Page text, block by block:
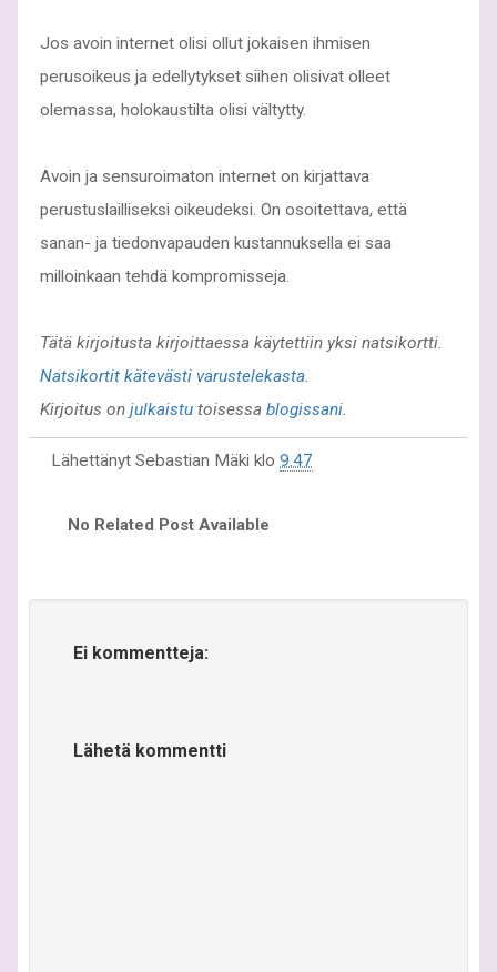
Jos avoin internet olisi ollut jokaisen ihmisen
perusoikeus ja edellytykset siihen olisivat olleet
olemassa, holokaustilta olisi vältytty.
Avoin ja sensuroimaton internet on kirjattava
perustuslailliseksi oikeudeksi. On osoitettava, että
sanan- ja tiedonvapauden kustannuksella ei saa
milloinkaan tehdä kompromisseja.
Tätä kirjoitusta kirjoittaessa käytettiin yksi natsikortti.
Natsikortit kätevästi varustelekasta.
Kirjoitus on julkaistu toisessa blogissani.
Lähettänyt Sebastian Mäki klo 9.47
No Related Post Available
Ei kommentteja:
Lähetä kommentti